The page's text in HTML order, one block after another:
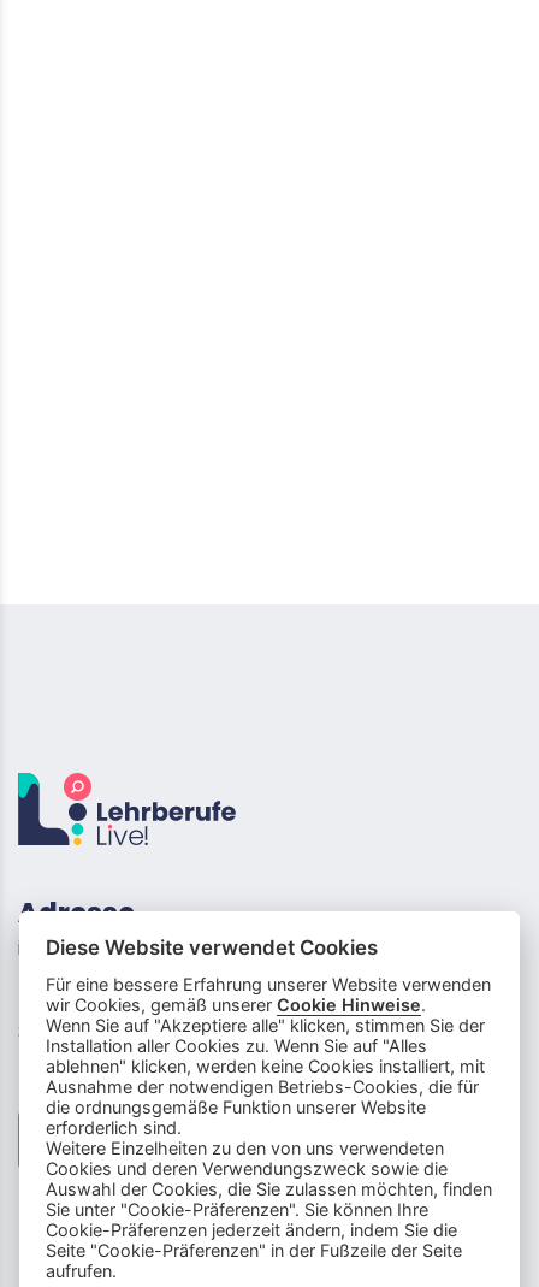
Stelle mir hier Fragen zu
Lehrberufen und zeige mir Videos.
info
Dieser Chatbot wird von Künstlicher
Intelligenz unterstützt. Er wertet unsere
Plattform aus und nutzt externe Quellen.
Der Chatbot kann Fehler machen oder
Adresse
info (at) lehrberufe-live.ch
Neufeldstrasse 5
3012 Bern
Social Media
Disclaimer & Impressum|Cookie-Präferenzen
Diese Website verwendet Cookies
Für eine bessere Erfahrung unserer Website verwenden
wir Cookies, gemäß unsererCookie Hinweise.
Wenn Sie auf "Akzeptiere alle" klicken, stimmen Sie der
Installation aller Cookies zu. Wenn Sie auf "Alles
ablehnen" klicken, werden keine Cookies installiert, mit
Ausnahme der notwendigen Betriebs-Cookies, die für
die ordnungsgemäße Funktion unserer Website
erforderlich sind.
Weitere Einzelheiten zu den von uns verwendeten
Cookies und deren Verwendungszweck sowie die
Auswahl der Cookies, die Sie zulassen möchten, finden
Sie unter "Cookie-Präferenzen". Sie können Ihre
Cookie-Präferenzen jederzeit ändern, indem Sie die
Seite "Cookie-Präferenzen" in der Fußzeile der Seite
aufrufen.